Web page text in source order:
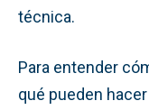
técnica.
Para entender
qué pueden